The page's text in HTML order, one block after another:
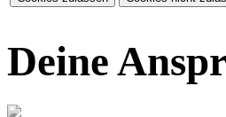
Deine